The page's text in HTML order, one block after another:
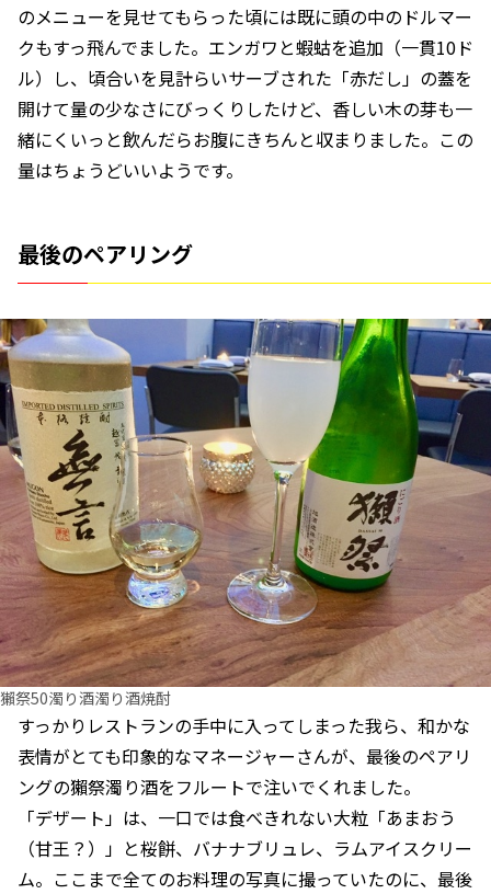
のメニューを見せてもらった頃には既に頭の中のドルマー
クもすっ飛んでました。エンガワと蝦蛄を追加（一貫10ド
ル）し、頃合いを見計らいサーブされた「赤だし」の蓋を
開けて量の少なさにびっくりしたけど、香しい木の芽も一
緒にくいっと飲んだらお腹にきちんと収まりました。この
量はちょうどいいようです。
最後のペアリング
獺祭50濁り酒濁り酒焼酎
すっかりレストランの手中に入ってしまった我ら、和かな
表情がとても印象的なマネージャーさんが、最後のペアリ
ングの獺祭濁り酒をフルートで注いでくれました。
「デザート」は、一口では食べきれない大粒「あまおう
（甘王？）」と桜餅、バナナブリュレ、ラムアイスクリー
ム。ここまで全てのお料理の写真に撮っていたのに、最後